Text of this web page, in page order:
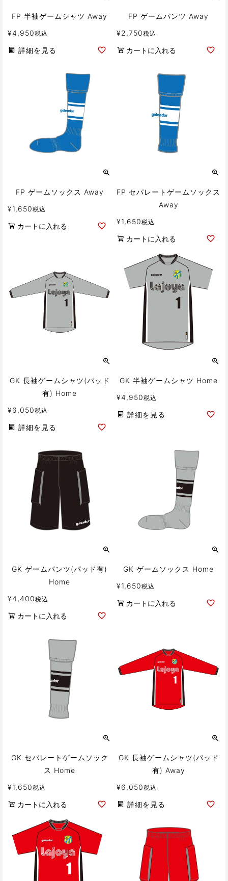
FP 半袖ゲームシャツ Away
¥4,950税込
詳細を見る
FP ゲームパンツ Away
¥2,750税込
カートに入れる
FP ゲームソックス Away
¥1,650税込
カートに入れる
FP セパレートゲームソックス
Away
¥1,650税込
カートに入れる
GK 長袖ゲームシャツ(パッド
有) Home
¥6,050税込
詳細を見る
GK 半袖ゲームシャツ Home
¥4,950税込
詳細を見る
GK ゲームパンツ(パッド有)
Home
¥4,400税込
カートに入れる
GK ゲームソックス Home
¥1,650税込
カートに入れる
GK セパレートゲームソック
ス Home
¥1,650税込
カートに入れる
GK 長袖ゲームシャツ(パッド
有) Away
¥6,050税込
詳細を見る